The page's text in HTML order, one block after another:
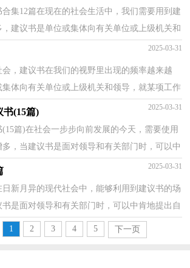
集12篇在现在的社会生活中，我们需要用到建
建议书是单位或集体向有关单位或上级机关和
某种建议时使用的一种常用书...
2025-03-31
，建议书在我们的视野里出现的频率越来越
体向有关单位或上级机关和领导，就某项工作
一种常用书信。如何写一份恰当...
书(15篇) 2025-03-31
篇)在社会一步步向前发展的今天，需要使用
，当建议书是面对领导和有关部门时，可以中
作的意见和自己的建议。如何...
2025-03-31
新月异的现代社会中，能够利用到建议书的场
是面对领导和有关部门时，可以中肯地提出自
自己的建议。你所见过的建议...
1 2 3 4 5
下一页